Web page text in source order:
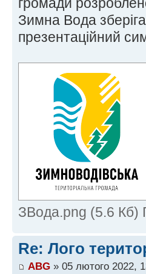
Зимна Вода
презентаційний
ЗВода.png (5.6 Кб)
Re: Лого
ABG » 05 лютого 2022,